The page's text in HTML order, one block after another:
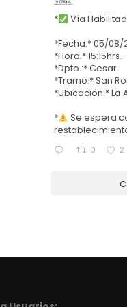
* Vía
*Fecha:* 05/08/
*Hora:* 15:15hrs.
*Dpto.:* Cesar.
*Tramo:* San
*Ubicación:* La
*
Se espera
0 2